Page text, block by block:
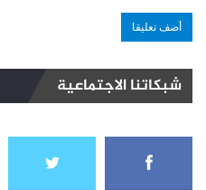
شبكاتنا الاجتماعية